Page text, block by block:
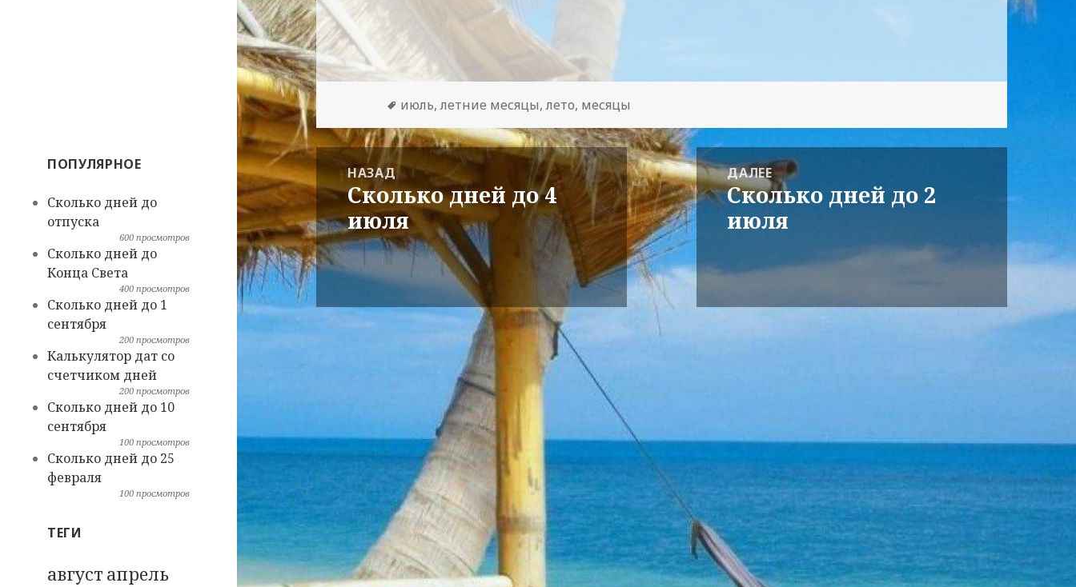
ПОПУЛЯРНОЕ
Сколько дней до
отпуска
600 просмотров
Сколько дней до
Конца Света
400 просмотров
Сколько дней до 1
сентября
200 просмотров
Калькулятор дат со
счетчиком дней
200 просмотров
Сколько дней до 10
сентября
100 просмотров
Сколько дней до 25
февраля
100 просмотров
ТЕГИ
август апрель
Метки
июль,летние месяцы,лето, месяцы
Навигация
по
записям
НАЗАД
Предыдущая
запись:
Сколько дней до 4
июля
ДАЛЕЕ
Следующая
запись:
Сколько дней до 2
июля